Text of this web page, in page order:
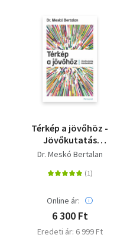
Természettudomány
Történelem
Térkép a jövőhöz -
Jövőkutatás
mindenkinek
Dr. Meskó Bertalan
Online ár:
6 300 Ft
Eredeti ár: 6 999 Ft